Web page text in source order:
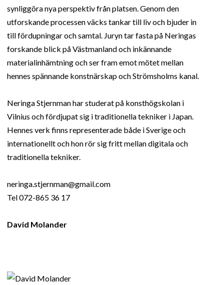
synliggöra nya perspektiv från platsen. Genom den
utforskande processen väcks tankar till liv och bjuder in
till fördupningar och samtal. Juryn tar fasta på Neringas
forskande blick på Västmanland och inkännande
materialinhämtning och ser fram emot mötet mellan
hennes spännande konstnärskap och Strömsholms kanal.
Neringa Stjernman har studerat på konsthögskolan i
Vilnius och fördjupat sig i traditionella tekniker i Japan.
Hennes verk finns representerade både i Sverige och
internationellt och hon rör sig fritt mellan digitala och
traditionella tekniker.
neringa.stjernman@gmail.com
Tel 072-865 36 17
David Molander